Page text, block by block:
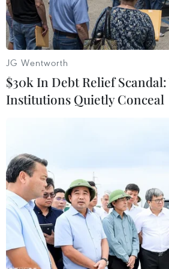
Biểu tượng của mạng xã hội TikTok.
Ngày 21/3, một số nghị sỹ cấp
thể hiện lo ngại về quyền sở
sau khi Hạ viện Mỹ tuần
luật cấm ứng dụng chia sẻ
JG Wentworth
$30k In Debt Relief
Institutions Quietly Conceal